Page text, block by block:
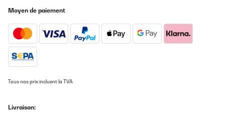
zwei Kochplatten heizen schnell auf und liefern mit 2400 W
Zweitkochfeld. Die Glaskeramikfläche ist leicht zu reinigen und
sieht hochwertig aus. Klare Empfehlung für alle, die ein
zuverlässiges und optisch ansprechendes Kochfeld suchen!
Amazon-Benutzer
Moyen de paiement
Tous nos prix incluent la TVA
Livraison: